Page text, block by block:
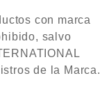
con marca
salvo
de la Marca.